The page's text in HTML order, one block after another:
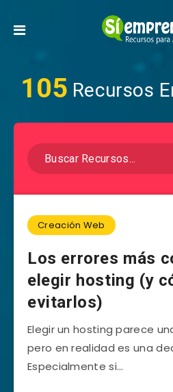
105 Recursos
Creación Web
Los errores más
elegir hosting (y
evitarlos)
Elegir un hosting parece
pero en realidad es una
Especialmente si…